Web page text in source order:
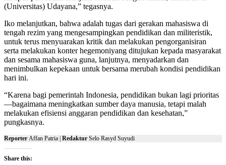
(Universitas) Udayana,” tegasnya.
Iko melanjutkan, bahwa adalah tugas dari gerakan mahasiswa di
tengah rezim yang mengesampingkan pendidikan dan militeristik,
untuk terus menyuarakan kritik dan melakukan pengorganisiran
serta melakukan konter hegemoniyang ditujukan kepada masyarakat
dan sesama mahasiswa guna, lanjutnya, menyadarkan dan
menimbulkan kepekaan untuk bersama merubah kondisi pendidikan
hari ini.
“Karena bagi pemerintah Indonesia, pendidikan bukan lagi prioritas
—bagaimana meningkatkan sumber daya manusia, tetapi malah
melakukan efisiensi anggaran pendidikan dan kesehatan,”
pungkasnya.
Reporter Affan Patria | Redaktur Selo Rasyd Suyudi
Share this: